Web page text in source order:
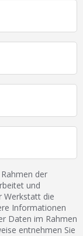
der
und
Werkstatt die
Informationen
Daten im Rahmen
entnehmen Sie